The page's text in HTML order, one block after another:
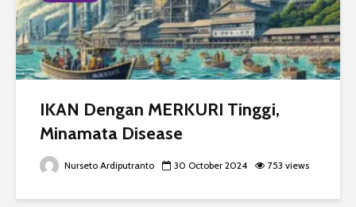
IKAN Dengan MERKURI Tinggi,
Minamata Disease
Nurseto Ardiputranto 30 October 2024 753 views